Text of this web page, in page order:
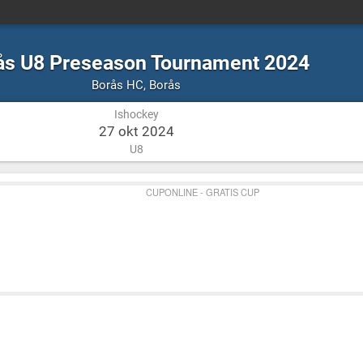
U8 Preseason Tournament 2024
Borås HC, Ishockey
Borås
Ishockey
27 okt 2024
U8
CUPONLINE - GRATIS CUP